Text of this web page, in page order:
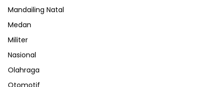
Mandailing Natal
Medan
Militer
Nasional
Olahraga
Otomotif